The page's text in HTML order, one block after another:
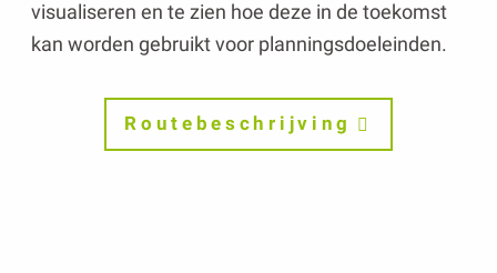
visualiseren en te zien hoe deze in de toekomst
kan worden gebruikt voor planningsdoeleinden.
Routebeschrijving